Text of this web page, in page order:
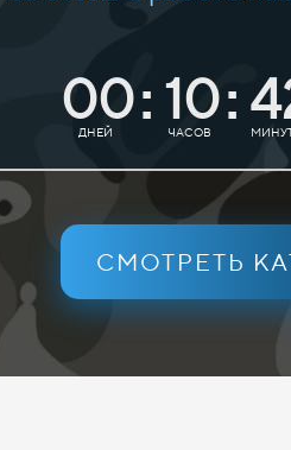
00:
ДНЕЙ
10:
ЧАСОВ
СМОТРЕТЬ